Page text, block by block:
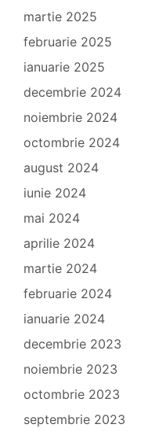
martie 2025
februarie 2025
ianuarie 2025
decembrie 2024
noiembrie 2024
octombrie 2024
august 2024
iunie 2024
mai 2024
aprilie 2024
martie 2024
februarie 2024
ianuarie 2024
decembrie 2023
noiembrie 2023
octombrie 2023
septembrie 2023